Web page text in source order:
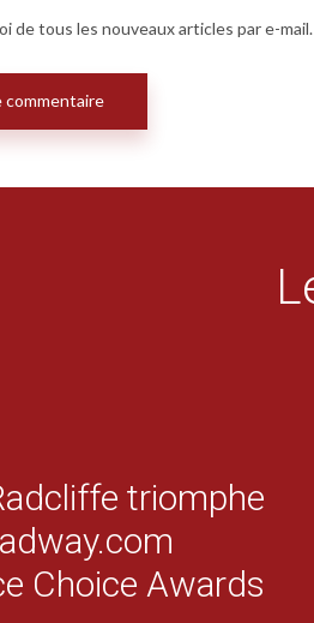
de tous les nouveaux articles par e-mail.
triomphe
Choice Awards